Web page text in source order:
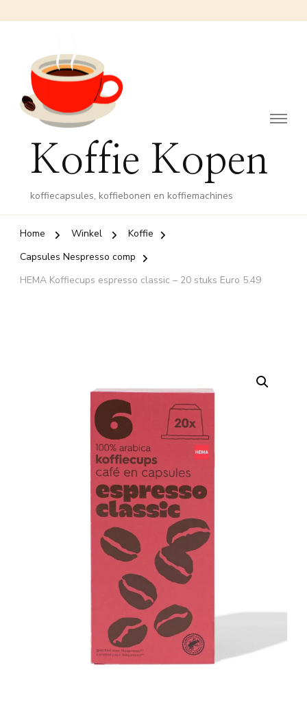
Koffie Kopen
koffiecapsules, koffiebonen en koffiemachines
Home Winkel
Koffie
Capsules Nespresso comp
HEMA Koffiecups espresso classic – 20 stuks Euro 5.49